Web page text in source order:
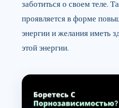
заботиться о своем теле.
проявляется в форме
энергии и желания иметь
этой энергии.